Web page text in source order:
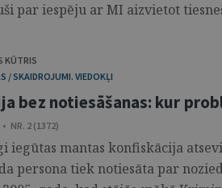
par iespēju ar MI aizvietot
KŪTRIS
/ SKAIDROJUMI. VIEDOKĻI
bez notiesāšanas: kur
NR. 2 (1372)
iegūtas mantas konfiskācija
persona tiek notiesāta par